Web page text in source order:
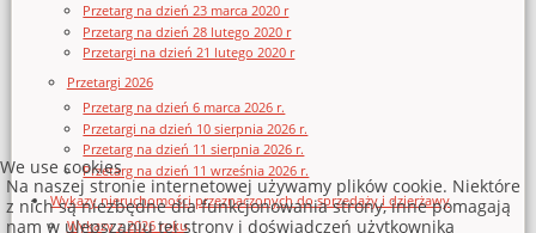
Przetarg na dzień 23 marca 2020 r
Przetarg na dzień 28 lutego 2020 r
Przetargi na dzień 21 lutego 2020 r
Przetargi 2026
Przetarg na dzień 6 marca 2026 r.
Przetargi na dzień 10 sierpnia 2026 r.
Przetarg na dzień 11 sierpnia 2026 r.
Przetarg na dzień 11 września 2026 r.
Wykazy nieruchomości przeznaczonych do sprzedaży i dzierżawy
Wykazy z 2026 roku
We use cookies
Na naszej stronie internetowej używamy plików cookie. Niektóre
z nich są niezbędne dla funkcjonowania strony, inne pomagają
nam w ulepszaniu tej strony i doświadczeń użytkownika